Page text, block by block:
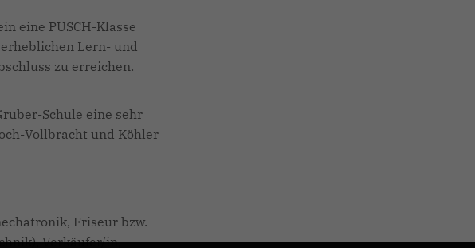
eine PUSCH-Klasse
Lern- und
zu erreichen.
Schule eine sehr
Vollbracht und Köhler
Friseur bzw.
Verkäufer/in,